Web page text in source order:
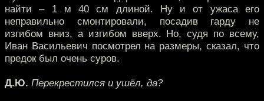
найти – 1 м 40 см длиной. Ну и от ужаса его
неправильно смонтировали, посадив гарду не
изгибом вниз, а изгибом вверх. Но, судя по всему,
Иван Васильевич посмотрел на размеры, сказал, что
предок был очень суров.
Д.Ю. Перекрестился и ушёл, да?